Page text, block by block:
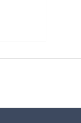
常住人口780
人，是全
、自然条件最
因早年曾在
，故有“金